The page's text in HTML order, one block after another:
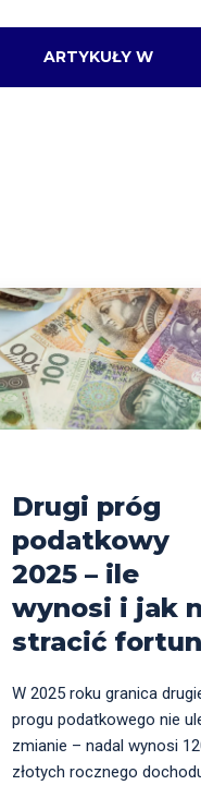
ARTYKUŁY W
Drugi próg
podatkowy
2025 – ile
wynosi i jak
stracić
W 2025 roku granica
progu podatkowego nie
zmianie – nadal wynosi
złotych rocznego